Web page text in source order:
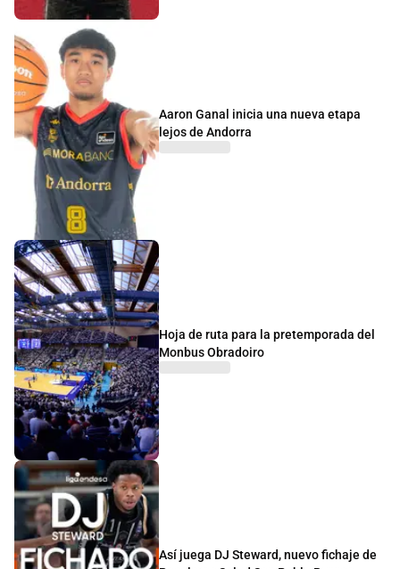
Aaron Ganal inicia una nueva etapa
lejos de Andorra
Hoja de ruta para la pretemporada del
Monbus Obradoiro
Así juega DJ Steward, nuevo fichaje de